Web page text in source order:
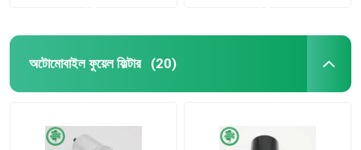
অটোমোবাইল ফুয়েল ফিল্টার (20)